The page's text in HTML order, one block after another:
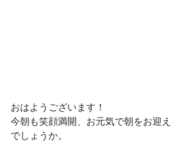
おはようございます！
今朝も笑顔満開、お元気で朝をお迎え
でしょうか。